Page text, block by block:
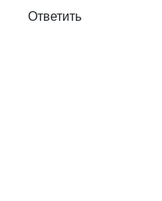
Ответить